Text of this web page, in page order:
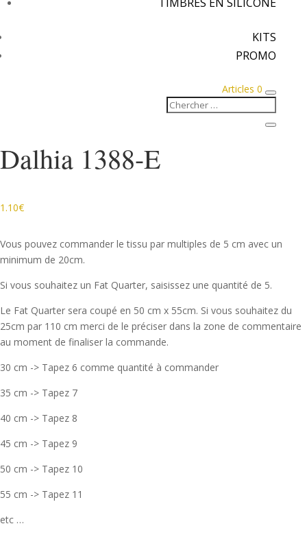
KITS
PROMO
Articles 0
Dalhia 1388-E
1.10€
Vous pouvez commander le tissu par multiples de 5 cm avec un
minimum de 20cm.
Si vous souhaitez un Fat Quarter, saisissez une quantité de 5.
Le Fat Quarter sera coupé en 50 cm x 55cm. Si vous souhaitez du
25cm par 110 cm merci de le préciser dans la zone de commentaire
au moment de finaliser la commande.
30 cm -> Tapez 6 comme quantité à commander
35 cm -> Tapez 7
40 cm -> Tapez 8
45 cm -> Tapez 9
50 cm -> Tapez 10
55 cm -> Tapez 11
etc …